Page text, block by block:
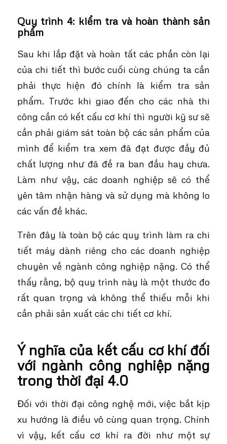
Quy trình 4: kiểm tra và hoàn thành sản
phẩm
Sau khi lắp đặt và hoàn tất các phần còn lại
của chi tiết thì bước cuối cùng chúng ta cần
phải thực hiện đó chính là kiểm tra sản
phẩm. Trước khi giao đến cho các nhà thi
công cần có kết cấu cơ khí thì người kỹ sư sẽ
cần phải giám sát toàn bộ các sản phẩm của
mình để kiểm tra xem đã đạt được đầy đủ
chất lượng như đã đề ra ban đầu hay chưa.
Làm như vậy, các doanh nghiệp sẽ có thể
yên tâm nhận hàng và sử dụng mà không lo
các vấn đề khác.
Trên đây là toàn bộ các quy trình làm ra chi
tiết máy dành riêng cho các doanh nghiệp
chuyên về ngành công nghiệp nặng. Có thể
thấy rằng, bộ quy trình này là một thước đo
rất quan trọng và không thể thiếu mỗi khi
cần phải sản xuất các chi tiết cơ khí.
Ý nghĩa của kết cấu cơ khí đối
với ngành công nghiệp nặng
trong thời đại 4.0
Đối với thời đại công nghệ mới, việc bắt kịp
xu hướng là điều vô cùng quan trọng. Chính
vì vậy, kết cấu cơ khí ra đời như một sự